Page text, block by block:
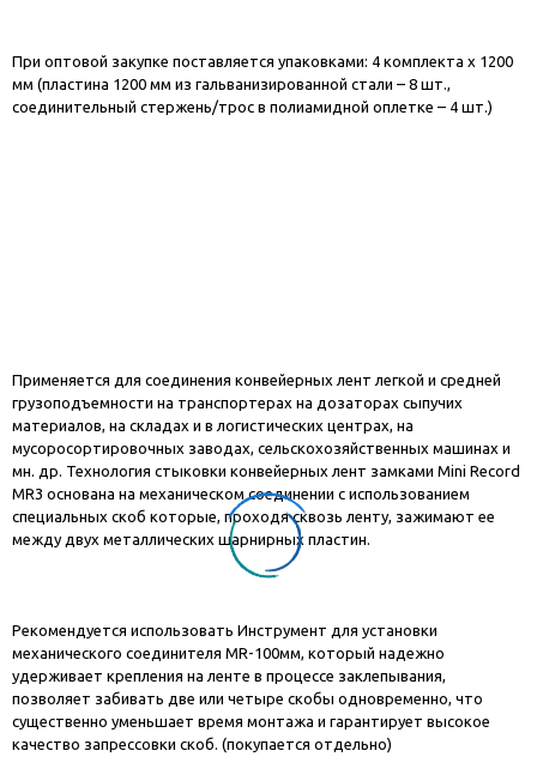
При оптовой закупке поставляется упаковками: 4 комплекта х 1200
мм (пластина 1200 мм из гальванизированной стали – 8 шт.,
соединительный стержень/трос в полиамидной оплетке – 4 шт.)
Применяется для соединения конвейерных лент легкой и средней
грузоподъемности на транспортерах на дозаторах сыпучих
материалов, на складах и в логистических центрах, на
мусоросортировочных заводах, сельскохозяйственных машинах и
мн. др. Технология стыковки конвейерных лент замками Mini Record
MR3 основана на механическом соединении с использованием
специальных скоб которые, проходя сквозь ленту, зажимают ее
между двух металлических шарнирных пластин.
Рекомендуется использовать Инструмент для установки
механического соединителя MR-100мм, который надежно
удерживает крепления на ленте в процессе заклепывания,
позволяет забивать две или четыре скобы одновременно, что
существенно уменьшает время монтажа и гарантирует высокое
качество запрессовки скоб. (покупается отдельно)